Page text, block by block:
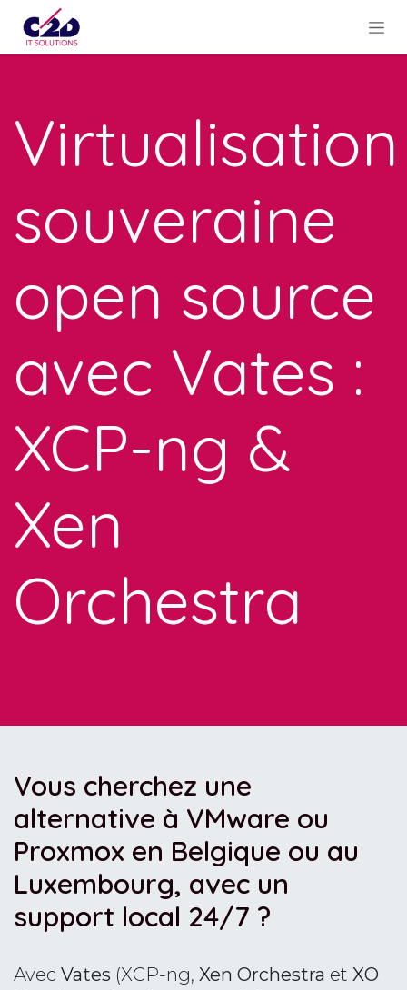
Se rendre au contenu
Virtualisation
souveraine
open source
avec Vates :
XCP-ng &
Xen
Orchestra
Vous cherchez une
alternative à VMware ou
Proxmox en Belgique ou au
Luxembourg, avec un
support local 24/7 ?
Avec Vates (XCP-ng, Xen Orchestra et XO